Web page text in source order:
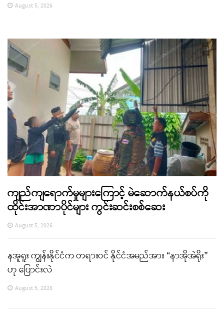
August 5, 2026
ကျည်ကျရောက်မှုများကြောင့် မဲဆောက်နယ်စပ်ကို
ထိုင်းအာဏာပိုင်များ ကွင်းဆင်းစစ်ဆေး
August 5, 2026
နအူရူး ကျွန်းနိုင်ငံက တရားဝင် နိုင်ငံအမည်အား “နာအိုအဲရိုး”
ဟု ပြောင်းလဲ
August 5, 2026